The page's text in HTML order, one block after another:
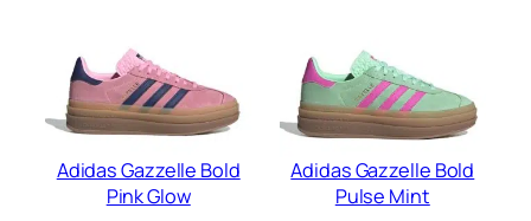
Adidas Gazzelle Bold
Pink Glow
Adidas Gazzelle Bold
Pulse Mint